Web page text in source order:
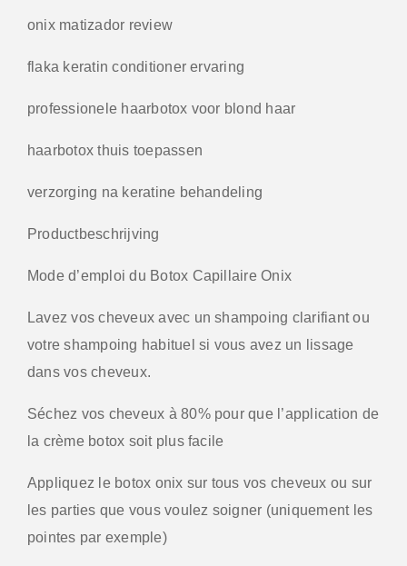
onix matizador review
flaka keratin conditioner ervaring
professionele haarbotox voor blond haar
haarbotox thuis toepassen
verzorging na keratine behandeling
Productbeschrijving
Mode d’emploi du Botox Capillaire Onix
Lavez vos cheveux avec un shampoing clarifiant ou
votre shampoing habituel si vous avez un lissage
dans vos cheveux.
Séchez vos cheveux à 80% pour que l’application de
la crème botox soit plus facile
Appliquez le botox onix sur tous vos cheveux ou sur
les parties que vous voulez soigner (uniquement les
pointes par exemple)